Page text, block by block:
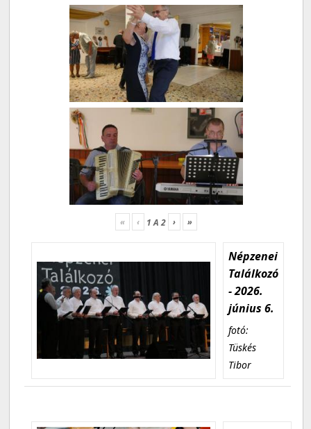
« ‹ 1A2 › »
Népzenei
Találkozó
- 2026.
június 6.
fotó:
Tüskés
Tibor